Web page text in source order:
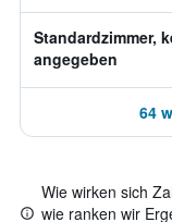
Standardzimmer,
angegeben
64
Wie wirken sich
wie ranken wir